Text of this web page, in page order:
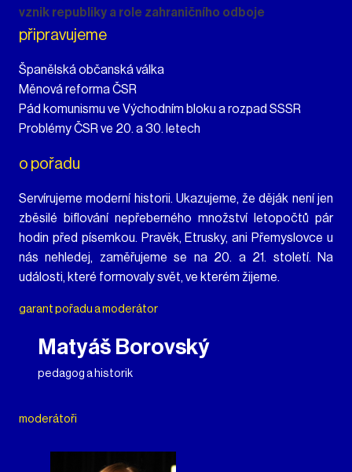
o pořadu
Servírujeme moderní historii. Ukazujeme, že děják není jen
zběsilé biflování nepřeberného množství letopočtů pár
hodin před písemkou. Pravěk, Etrusky, ani Přemyslovce u
nás nehledej, zaměřujeme se na 20. a 21. století. Na
události, které formovaly svět, ve kterém žijeme.
garant pořadu a moderátor
Matyáš Borovský
pedagog a historik
moderátoři
vznik republiky a role zahraničního odboje
připravujeme
Španělská občanská válka
Měnová reforma ČSR
Pád komunismu ve Východním bloku a rozpad SSSR
Problémy ČSR ve 20. a 30. letech